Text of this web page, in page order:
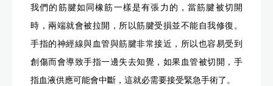
我們的筋腱如同橡筋一樣是有張力的，當筋腱被切開
時，兩端就會被拉開，所以筋腱受損並不能自我修復。
手指的神經線與血管與筋腱非常接近，所以也容易受到
創傷而會導致手指一邊失去知覺，如果血管被切開，手
指血液供應可能會中斷，這就必需要接受緊急手術了。